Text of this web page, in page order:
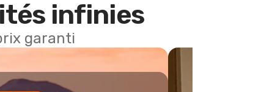
infinies
garanti